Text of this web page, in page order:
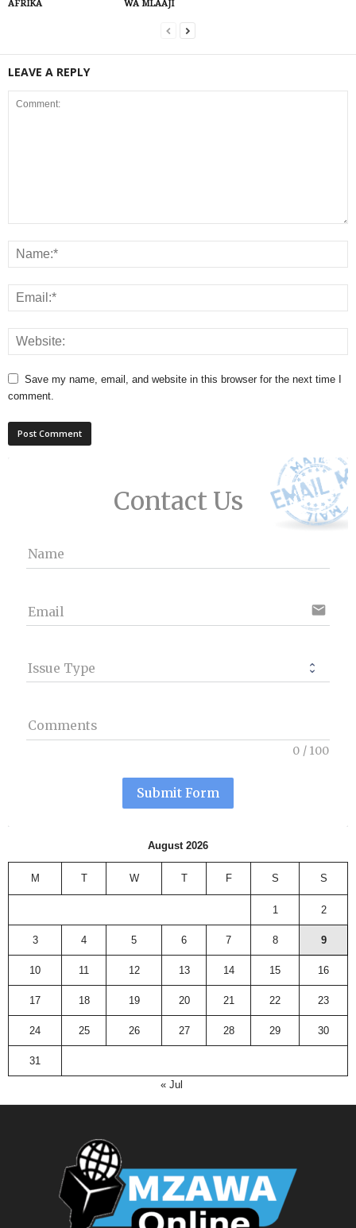
AFRIKA WA MLAAJI
LEAVE A REPLY
Save my name, email, and website in this browser for the next time I
comment.
Contact Us
Name
Email email
Issue Type
Comments
0 / 100
Submit Form
August 2026
M T W T F S S
1 2
3 4 5 6 7 8 9
10 11 12 13 14 15 16
17 18 19 20 21 22 23
24 25 26 27 28 29 30
31
« Jul